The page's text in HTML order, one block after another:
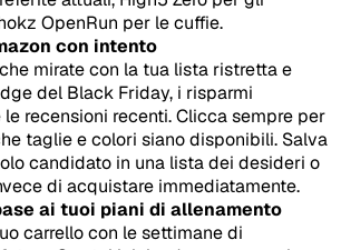
OpenRun per le cuffie.
con intento
mirate con la tua lista ristretta e
del Black Friday, i risparmi
recensioni recenti. Clicca sempre per
taglie e colori siano disponibili. Salva
candidato in una lista dei desideri o
di acquistare immediatamente.
ai tuoi piani di allenamento
carrello con le settimane di